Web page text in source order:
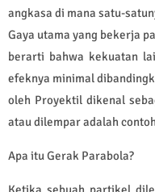
angkasa di mana satu-
Gaya utama yang bekerja
berarti bahwa kekuatan
efeknya minimal
oleh Proyektil dikenal
atau dilempar adalah
Apa itu Gerak Parabola?